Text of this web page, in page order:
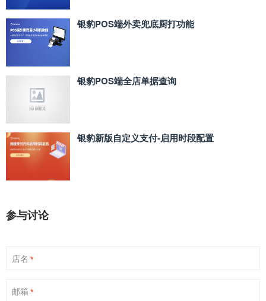
银豹POS端外卖兜底厨打功能
银豹POS端全店单据查询
银豹新版自定义支付‑启用时段配置
参与讨论
店名 *
邮箱 *